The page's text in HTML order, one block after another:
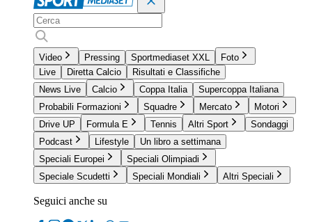
Video Pressing Sportmediaset XXL
Foto
Live
Diretta Calcio
Risultati e Classifiche
News Live
Calcio Coppa Italia
Supercoppa Italiana
Probabili Formazioni
Squadre Mercato
Motori
Drive UP
Formula E Tennis Altri Sport
Sondaggi
Podcast
Lifestyle
Un libro a settimana
Speciali Europei
Speciali Olimpiadi
Speciale Scudetti
Speciali Mondiali Altri Speciali
Seguici anche su